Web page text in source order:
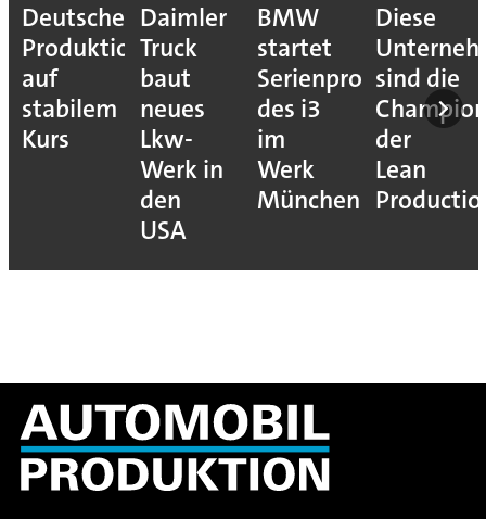
Deutsche
Produktion
auf
stabilem
Kurs
Daimler
Truck
baut
neues
Lkw-
Werk in
den
USA
BMW
startet
Serienproduktion
des i3
im
Werk
München
Diese
sind die
der
Lean